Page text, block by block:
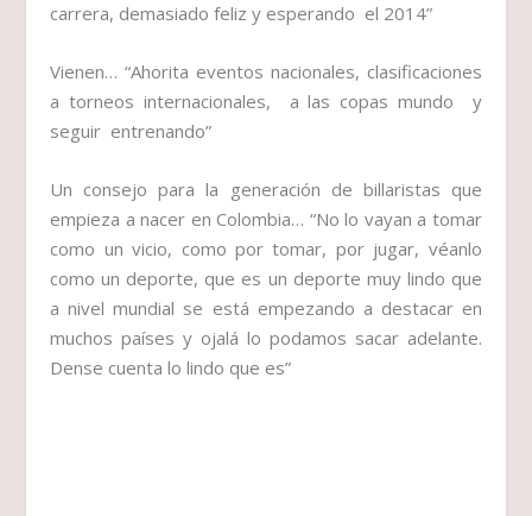
carrera, demasiado feliz y esperando el 2014”
Vienen…“Ahorita eventos nacionales, clasificaciones
a torneos internacionales, a las copas mundo y
seguir entrenando”
Un consejo para la generación de billaristas que
empieza a nacer en Colombia… “No lo vayan a tomar
como un vicio, como por tomar, por jugar, véanlo
como un deporte, que es un deporte muy lindo que
a nivel mundial se está empezando a destacar en
muchos países y ojalá lo podamos sacar adelante.
Dense cuenta lo lindo que es”